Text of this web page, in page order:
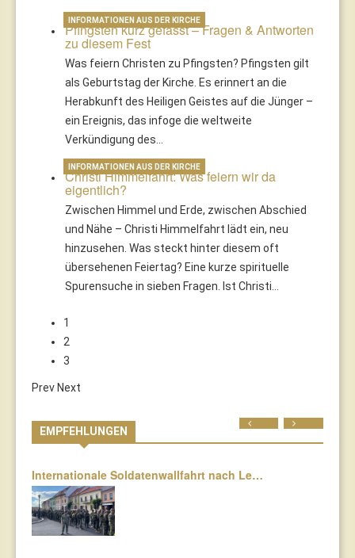
Pfingsten kurz gefasst – Fragen & Antworten
zu diesem Fest
Was feiern Christen zu Pfingsten? Pfingsten gilt
als Geburtstag der Kirche. Es erinnert an die
Herabkunft des Heiligen Geistes auf die Jünger –
ein Ereignis, das infoge die weltweite
Verkündigung des…
INFORMATIONEN AUS DER KIRCHE
Christi Himmelfahrt: Was feiern wir da
eigentlich?
Zwischen Himmel und Erde, zwischen Abschied
und Nähe – Christi Himmelfahrt lädt ein, neu
hinzusehen. Was steckt hinter diesem oft
übersehenen Feiertag? Eine kurze spirituelle
Spurensuche in sieben Fragen. Ist Christi…
INFORMATIONEN AUS DER KIRCHE
1
2
3
PrevNext
EMPFEHLUNGEN
Internationale Soldatenwallfahrt nach Le…